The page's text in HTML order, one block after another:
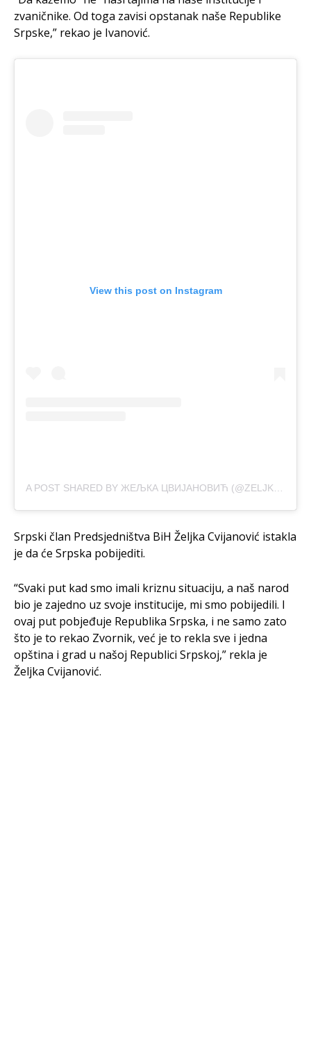
zvaničnike. Od toga zavisi opstanak naše Republike
Srpske,” rekao je Ivanović.
View this post on Instagram
Srpski član Predsjedništva BiH Željka Cvijanović istakla
je da će Srpska pobijediti.
“Svaki put kad smo imali kriznu situaciju, a naš narod
bio je zajedno uz svoje institucije, mi smo pobijedili. I
ovaj put pobjeđuje Republika Srpska, i ne samo zato
što je to rekao Zvornik, već je to rekla sve i jedna
opština i grad u našoj Republici Srpskoj,” rekla je
Željka Cvijanović.